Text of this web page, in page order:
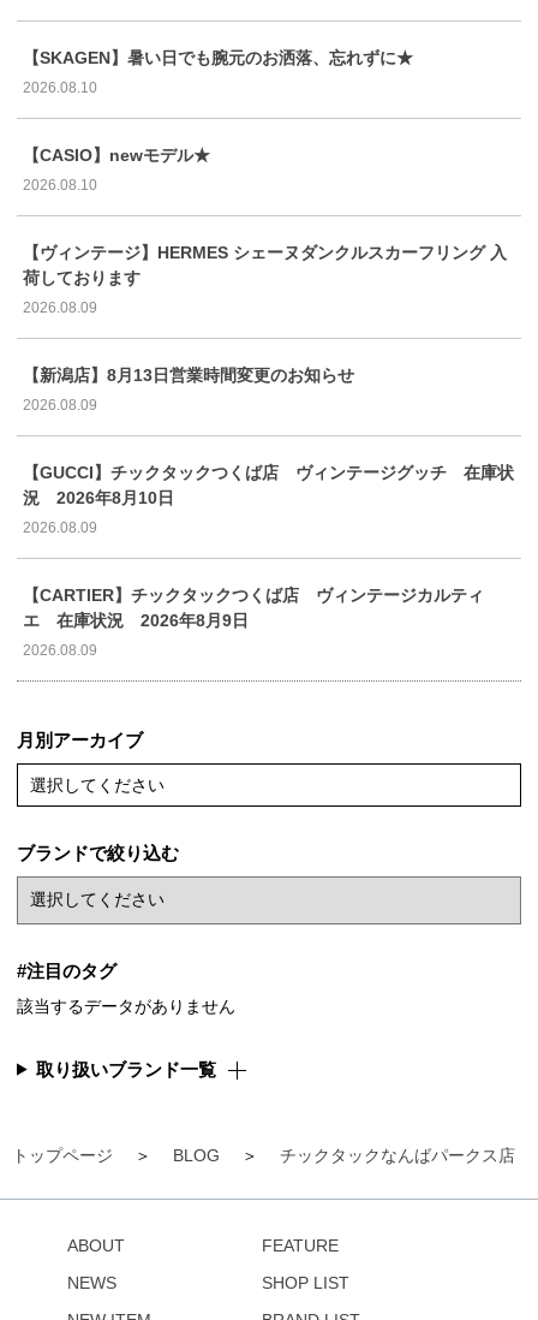
トップページ BLOG チックタックなんばパークス店
【SKAGEN】暑い日でも腕元のお洒落、忘れずに★
2026.08.10
【CASIO】newモデル★
2026.08.10
【ヴィンテージ】HERMES シェーヌダンクルスカーフリング 入
荷しております
2026.08.09
【新潟店】8月13日営業時間変更のお知らせ
2026.08.09
【GUCCI】チックタックつくば店 ヴィンテージグッチ 在庫状
況 2026年8月10日
2026.08.09
【CARTIER】チックタックつくば店 ヴィンテージカルティ
エ 在庫状況 2026年8月9日
2026.08.09
月別アーカイブ
選択してください
ブランドで絞り込む
#注目のタグ
該当するデータがありません
取り扱いブランド一覧
ABOUT
NEWS
FEATURE
SHOP LIST